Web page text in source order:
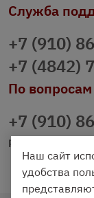
Служба
+7 (910)
+7 (4842)
По
+7 (910)
Наш сайт
удобства